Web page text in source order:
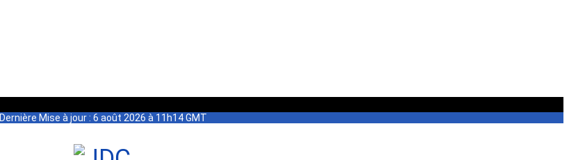
Dernière Mise à jour : 6 août 2026 à 11h14 GMT